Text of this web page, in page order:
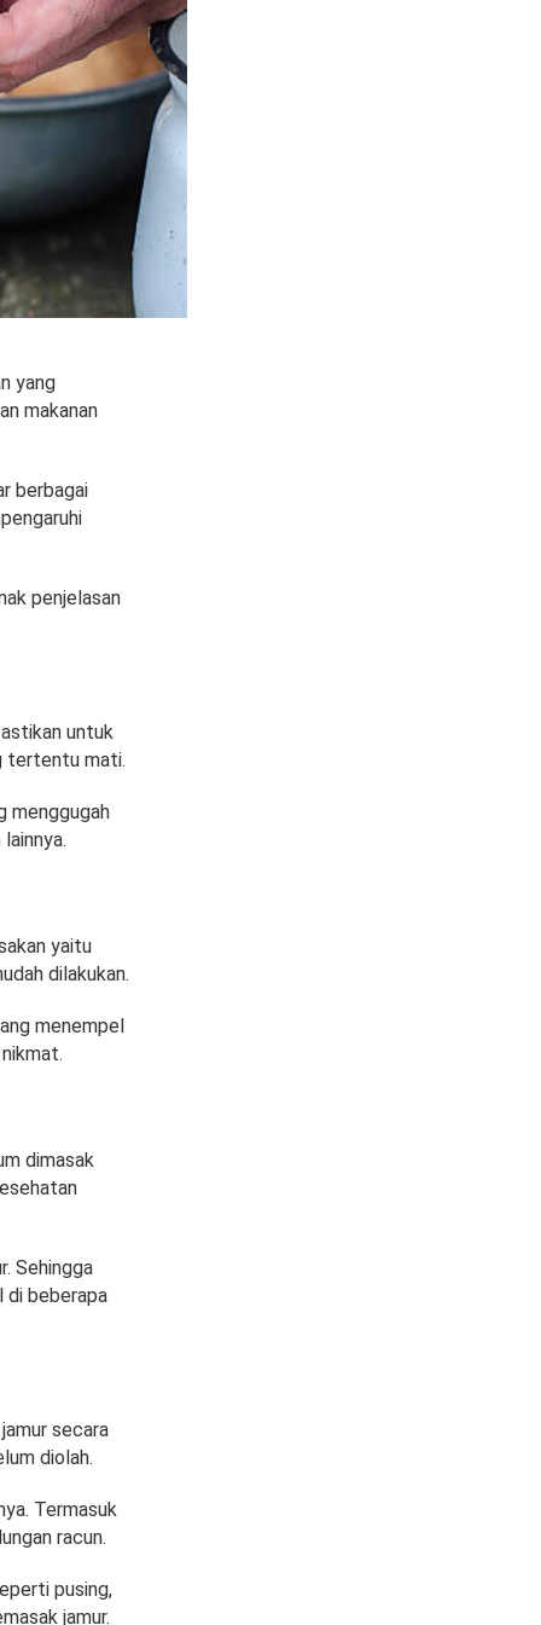
yang
makanan
berbagai
penjelasan
untuk
tertentu mati.
menggugah
yaitu
dilakukan.
menempel
dimasak
Sehingga
di beberapa
secara
diolah.
Termasuk
racun.
pusing,
jamur.